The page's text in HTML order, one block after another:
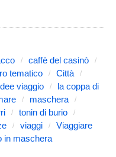
caffè del casinò
tematico
Città
viaggio
la coppa di
maschera
tonin di burio
viaggi
Viaggiare
in maschera